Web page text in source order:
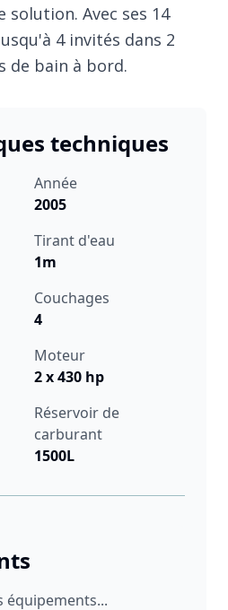
solution. Avec ses 14
4 invités dans 2
de bain à bord.
techniques
Année
2005
Tirant d'eau
1m
Couchages
4
Moteur
2 x 430 hp
Réservoir de
carburant
1500L
équipements...